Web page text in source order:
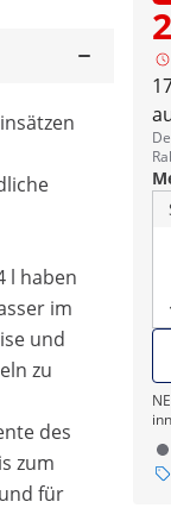
l haben
im
und
zu
des
zum
für